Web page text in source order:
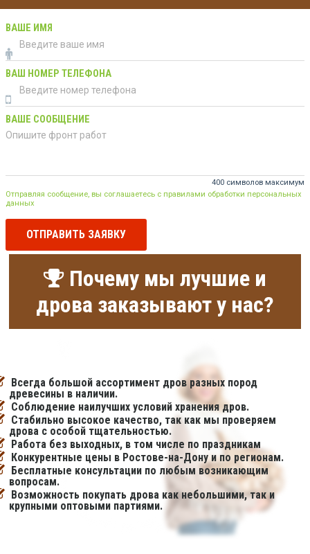
ВАШЕ ИМЯ
ВАШ НОМЕР ТЕЛЕФОНА
ВАШЕ СООБЩЕНИЕ
400 символов максимум
Отправляя сообщение, вы соглашаетесь с правилами обработки персональных
данных
ОТПРАВИТЬ ЗАЯВКУ
Почему мы лучшие и
дрова заказывают у нас?
Всегда большой ассортимент дров разных пород
древесины в наличии.
Соблюдение наилучших условий хранения дров.
Стабильно высокое качество, так как мы проверяем
дрова с особой тщательностью.
Работа без выходных, в том числе по праздникам
Конкурентные цены в Ростове-на-Дону и по регионам.
Бесплатные консультации по любым возникающим
вопросам.
Возможность покупать дрова как небольшими, так и
крупными оптовыми партиями.